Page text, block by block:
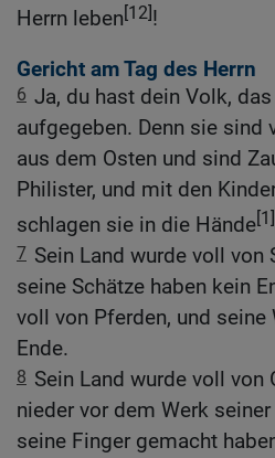
Herrn leben[12]!
Gericht am Tag des Herrn
6 Ja, du hast dein Volk,
aufgegeben. Denn sie sind
aus dem Osten und sind
Philister, und mit den
schlagen sie in die Hände[1]
7 Sein Land wurde voll von
seine Schätze haben kein
voll von Pferden, und seine
Ende.
8 Sein Land wurde voll
nieder vor dem Werk
seine Finger gemacht